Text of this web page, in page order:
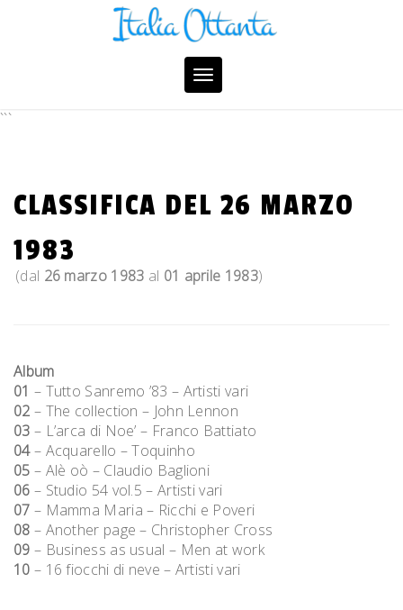
Toggle
navigation
```
CLASSIFICA DEL 26 MARZO
1983
(dal 26 marzo 1983 al 01 aprile 1983)
Album
01 – Tutto Sanremo ’83 – Artisti vari
02 – The collection – John Lennon
03 – L’arca di Noe’ – Franco Battiato
04– Acquarello – Toquinho
05 – Alè oò – Claudio Baglioni
06 – Studio 54 vol.5 – Artisti vari
07 – Mamma Maria – Ricchi e Poveri
08 – Another page – Christopher Cross
09 – Business as usual – Men at work
10 – 16 fiocchi di neve – Artisti vari